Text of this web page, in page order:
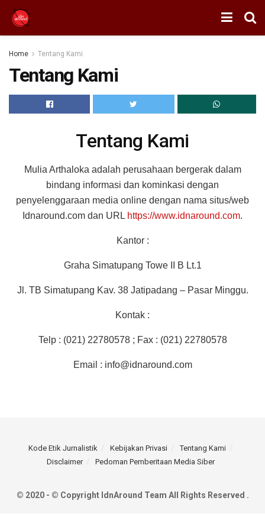
Home Tentang Kami
Tentang Kami
Tentang Kami
Mulia Arthaloka adalah perusahaan bergerak dalam
bindang informasi dan kominkasi dengan
penyelenggaraan media online dengan nama situs/web
Idnaround.com dan URL https://www.idnaround.com.
Kantor :
Graha Simatupang Towe II B Lt.1
Jl. TB Simatupang Kav. 38 Jatipadang – Pasar Minggu.
Kontak :
Telp : (021) 22780578 ; Fax : (021) 22780578
Email : info@idnaround.com
Kode Etik Jurnalistik Kebijakan Privasi
Tentang Kami
Disclaimer
Pedoman Pemberitaan Media Siber
© 2020 - © Copyright IdnAround Team All Rights Reserved .